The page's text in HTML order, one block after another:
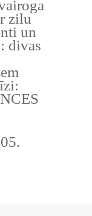
zilu
un
divas